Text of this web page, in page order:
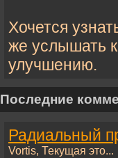
Хочется
же услышать
улучшению.
Последние
Радиальный
Vortis, Текущая это...